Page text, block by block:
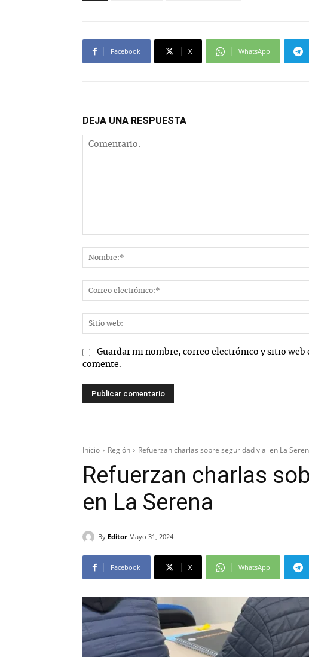
Facebook X WhatsApp
DEJA UNA RESPUESTA
Guardar mi nombre, correo electrónico y sitio web
comente.